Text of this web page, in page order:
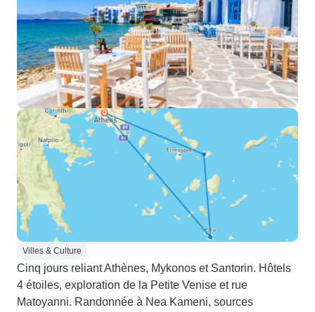
Villes & Culture
Cinq jours reliant Athènes, Mykonos et Santorin. Hôtels
4 étoiles, exploration de la Petite Venise et rue
Matoyanni. Randonnée à Nea Kameni, sources